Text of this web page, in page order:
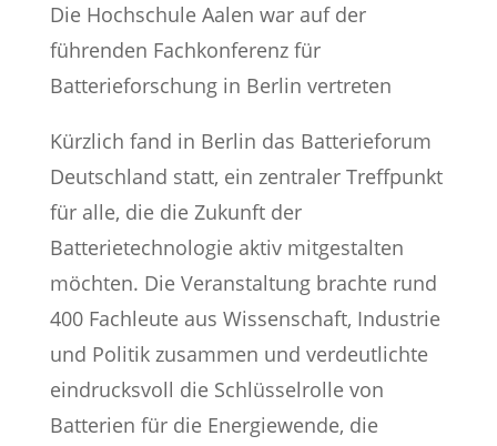
Die Hochschule Aalen war auf der
führenden Fachkonferenz für
Batterieforschung in Berlin vertreten
Kürzlich fand in Berlin das Batterieforum
Deutschland statt, ein zentraler Treffpunkt
für alle, die die Zukunft der
Batterietechnologie aktiv mitgestalten
möchten. Die Veranstaltung brachte rund
400 Fachleute aus Wissenschaft, Industrie
und Politik zusammen und verdeutlichte
eindrucksvoll die Schlüsselrolle von
Batterien für die Energiewende, die